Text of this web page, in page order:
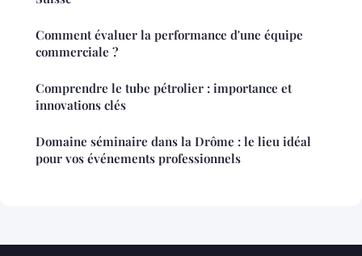
Comment évaluer la performance d'une équipe
commerciale ?
Comprendre le tube pétrolier : importance et
innovations clés
Domaine séminaire dans la Drôme : le lieu idéal
pour vos événements professionnels